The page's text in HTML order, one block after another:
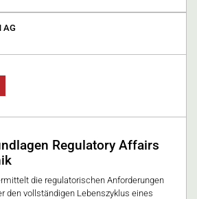
AG
Regulatory Affairs
die re­gu­la­to­ri­schen An­for­de­run­gen
den voll­stän­di­gen Le­bens­zy­klus ei­nes